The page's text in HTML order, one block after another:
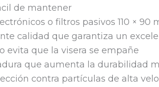
de mantener
o filtros pasivos 110 × 90
calidad que garantiza un
evita que la visera se empañe
que aumenta la durabilidad
contra partículas de alta